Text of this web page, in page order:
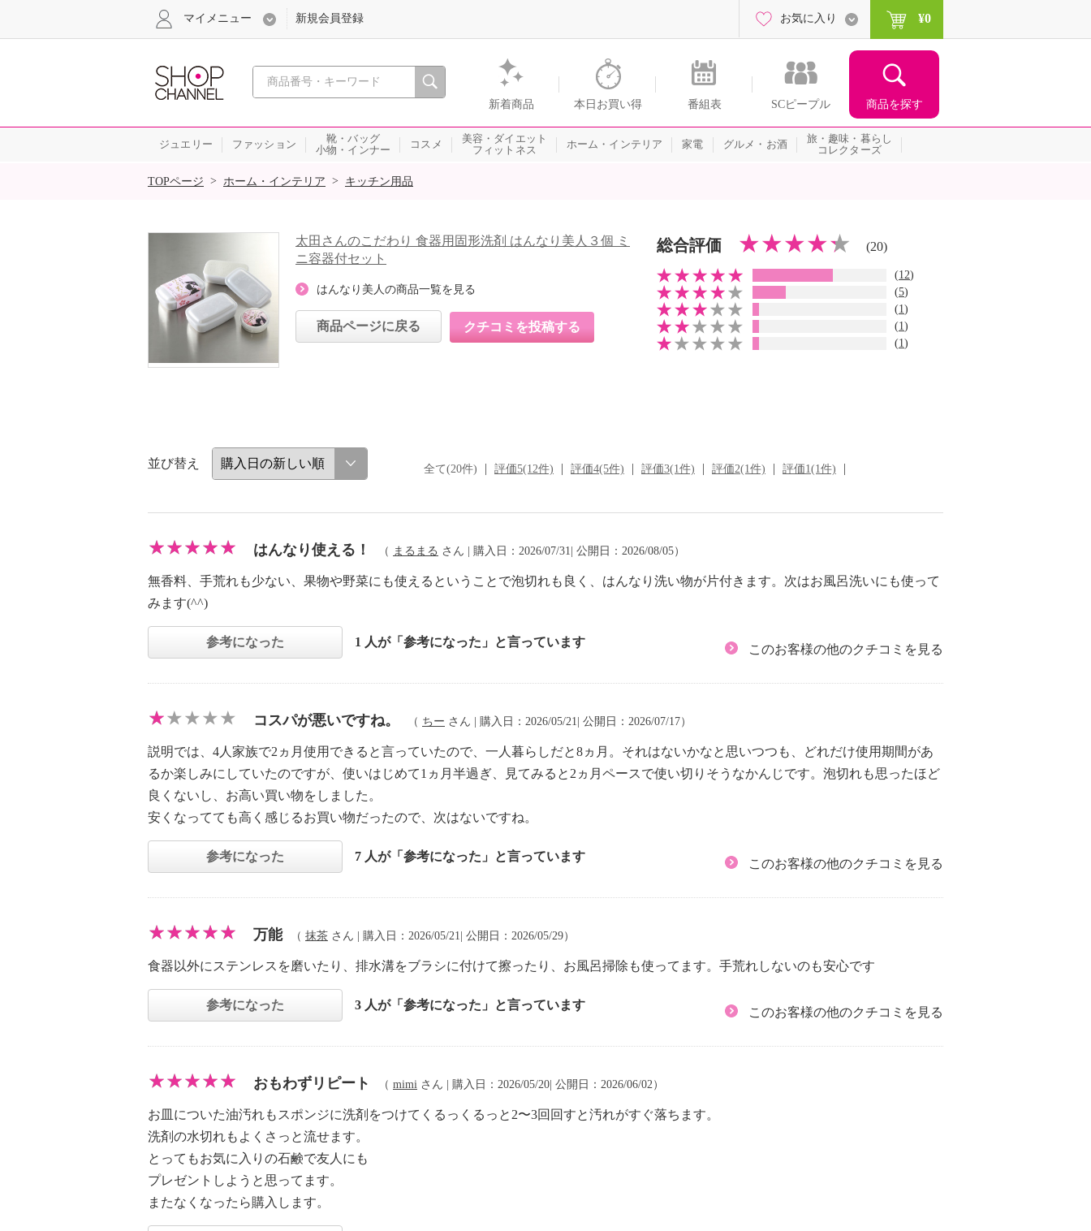
心おどる、瞬間を。通販・テレビショッピングのショップチャンネル
新着商品 本日お買い得 番組表 SCピープル 商品を探す
マイメニュー 新規会員登録 お気に入り ¥0
ジュエリー ファッション
靴・バッグ
小物・インナー
コスメ
美容・ダイエット
フィットネス
ホーム・インテリア 家電 グルメ・お酒
旅・趣味・暮らし
コレクターズ
SALE
TOPページ > ホーム・インテリア > キッチン用品
太田さんのこだわり 食器用固形洗剤 はんなり美人３個 ミ
ニ容器付セット
はんなり美人の商品一覧を見る
商品ページに戻る クチコミを投稿する
総合評価 (20)
(12)
(5)
(1 )
(1 )
(1 )
並び替え 全て(20件) 評価5(12件) 評価4(5件) 評価3(1件) 評価2(1件) 評価1(1件)
はんなり使える！ （ まるまる さん | 購入日：2026/07/31| 公開日：2026/08/05）
無香料、手荒れも少ない、果物や野菜にも使えるということで泡切れも良く、はんなり洗い物が片付きます。次はお風呂洗いにも使って
みます(^^)
参考になった 1 人が「参考になった」と言っています
このお客様の他のクチコミを見る
コスパが悪いですね。 （ ちー さん | 購入日：2026/05/21| 公開日：2026/07/17）
説明では、4人家族で2ヵ月使用できると言っていたので、一人暮らしだと8ヵ月。それはないかなと思いつつも、どれだけ使用期間があ
るか楽しみにしていたのですが、使いはじめて1ヵ月半過ぎ、見てみると2ヵ月ペースで使い切りそうなかんじです。泡切れも思ったほど
良くないし、お高い買い物をしました。
安くなってても高く感じるお買い物だったので、次はないですね。
参考になった 7 人が「参考になった」と言っています
このお客様の他のクチコミを見る
万能 （ 抹茶 さん | 購入日：2026/05/21| 公開日：2026/05/29）
食器以外にステンレスを磨いたり、排水溝をブラシに付けて擦ったり、お風呂掃除も使ってます。手荒れしないのも安心です
参考になった 3 人が「参考になった」と言っています
このお客様の他のクチコミを見る
おもわずリピート （ mimi さん | 購入日：2026/05/20| 公開日：2026/06/02）
お皿についた油汚れもスポンジに洗剤をつけてくるっくるっと2〜3回回すと汚れがすぐ落ちます。
洗剤の水切れもよくさっと流せます。
とってもお気に入りの石鹸で友人にも
プレゼントしようと思ってます。
またなくなったら購入します。